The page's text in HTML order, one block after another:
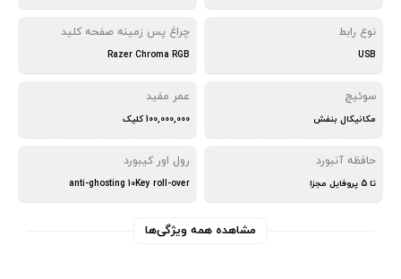
نوع رابط
USB
چراغ‌ پس زمینه صفحه کلید
Razer Chroma RGB
سوئیچ
مکانیکال بنفش
عمر مفید
100,000,000 کلیک
حافظه آنبورد
تا 5 پروفایل مجزا
رول اور کیبورد
anti-ghosting 10Key roll-over
مشاهده همه ویژگی‌ها